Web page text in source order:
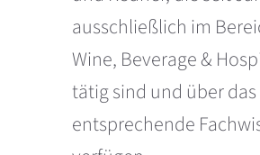
ausschließlich im
Wine, Beverage &
tätig sind und über das
entsprechende